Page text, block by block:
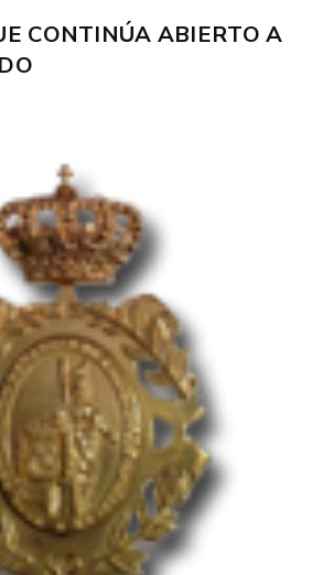
CONTINÚA ABIERTO A